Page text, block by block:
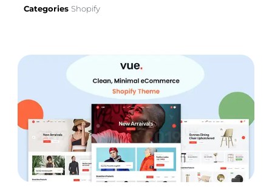
Categories Shopify